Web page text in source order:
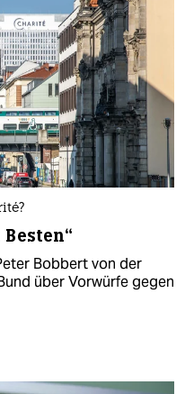
Bobbert von der
über Vorwürfe gegen